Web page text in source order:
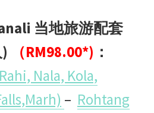
当地旅游配套
（RM98.00*) ：
Nala, Kola,
– Rohtang